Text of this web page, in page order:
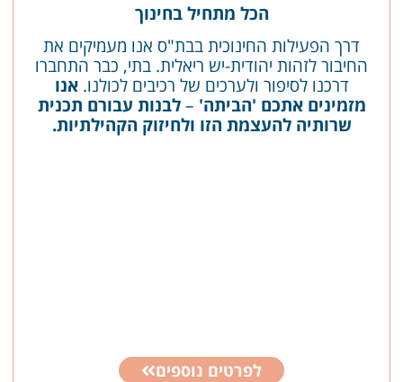
הכל מתחיל בחינוך
דרך הפעילות החינוכית בבת"ס אנו מעמיקים את
החיבור לזהות יהודית-יש ריאלית. בתי, כבר התחברו
דרכנו לסיפור ולערכים של רכיבים לכולנו.אנו
מזמינים אתכם 'הביתה' –לבנות עבורם תכנית
שרותיה להעצמת הזו ולחיזוק הקהילתיות.
לפרטים נוספים